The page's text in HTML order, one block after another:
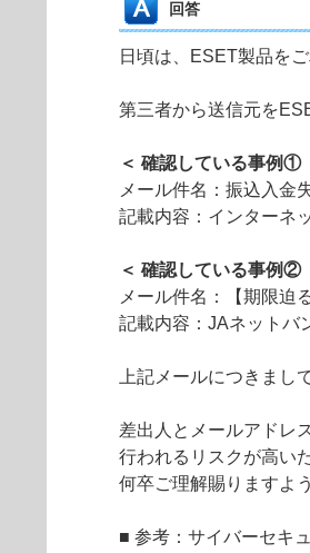
回答
日頃は、ESET製品を
第三者から送信元を
＜ 確認している事例①
メール件名：振込入金
記載内容：インターネ
＜ 確認している事例②
メール件名：【期限迫
記載内容：JAネットバ
上記メールにつきまし
差出人とメールアドレ
行われるリスクが高い
何卒ご理解賜りますよ
■ 参考：サイバーセキ